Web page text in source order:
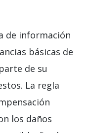
de información
básicas de
de su
La regla
los daños